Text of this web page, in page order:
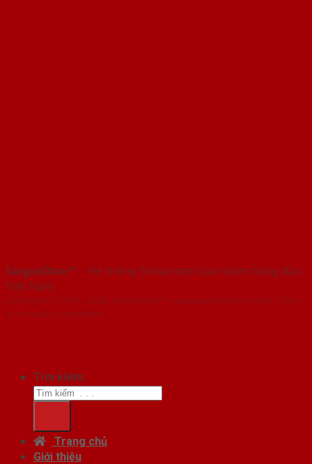
SaigonDoor™ - Hệ thống Showroom cửa nhôm hàng đầu
Việt Nam
Copyright ⓒ 2016 – 2026 SaigonDoor™ - www.bancuanhom.com | Đơn
vị chủ quản SaigonDoor
Tìm kiếm:
Trang chủ
Giới thiệu